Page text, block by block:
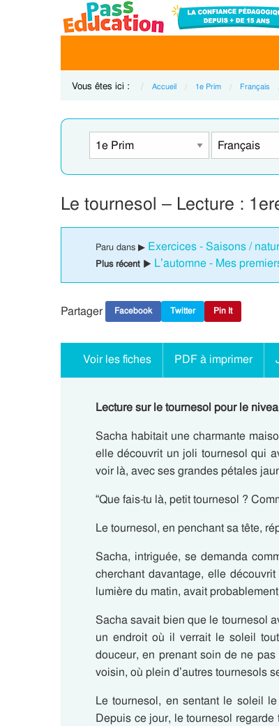
Vous êtes ici : Accueil 1e Prim Français
Le tournesol – Lecture :
Paru dans ▶ Exercices - Saisons /
Plus récent ▶ L’automne - Mes
Partager Facebook Twitter Pin It
Voir les fiches PDF à imprimer
Lecture sur le tournesol pour le
Sacha habitait une charmante
elle découvrit un joli tournesol qui
voir là, avec ses grandes pétales
“Que fais-tu là, petit tournesol ?
Le tournesol, en penchant sa tête,
Sacha, intriguée, se demanda
cherchant davantage, elle
lumière du matin, avait
Sacha savait bien que le tournesol
un endroit où il verrait le soleil
douceur, en prenant soin de ne
voisin, où plein d’autres tournesols
Le tournesol, en sentant le soleil
Depuis ce jour, le tournesol